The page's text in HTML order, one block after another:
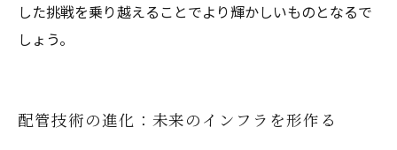
した挑戦を乗り越えることでより輝かしいものとなるで
しょう。
配管技術の進化：未来のインフラを形作る